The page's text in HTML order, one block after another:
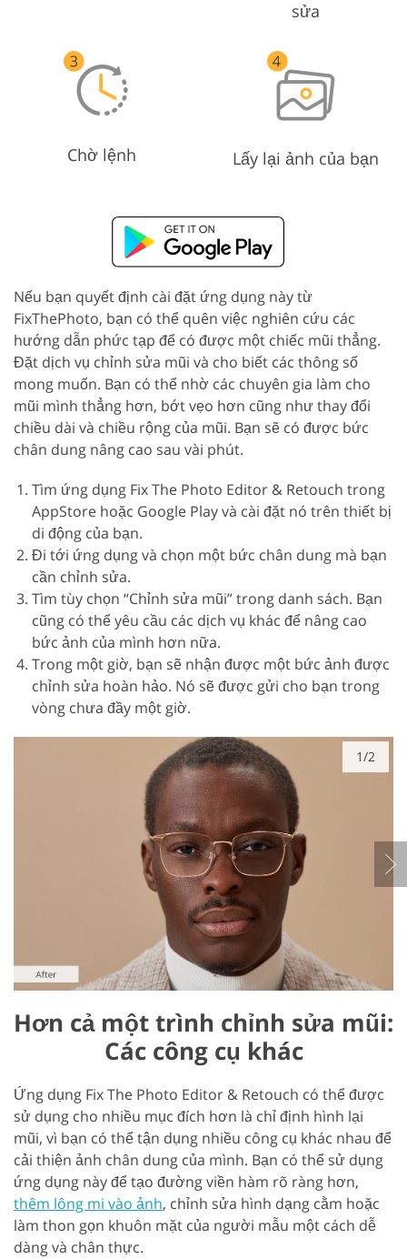
sửa
Chờ lệnh Lấy lại ảnh của bạn
Nếu bạn quyết định cài đặt ứng dụng này từ
FixThePhoto, bạn có thể quên việc nghiên cứu các
hướng dẫn phức tạp để có được một chiếc mũi thẳng.
Đặt dịch vụ chỉnh sửa mũi và cho biết các thông số
mong muốn. Bạn có thể nhờ các chuyên gia làm cho
mũi mình thẳng hơn, bớt vẹo hơn cũng như thay đổi
chiều dài và chiều rộng của mũi. Bạn sẽ có được bức
chân dung nâng cao sau vài phút.
Tìm ứng dụng Fix The Photo Editor & Retouch trong
AppStore hoặc Google Play và cài đặt nó trên thiết bị
di động của bạn.
Đi tới ứng dụng và chọn một bức chân dung mà bạn
cần chỉnh sửa.
Tìm tùy chọn “Chỉnh sửa mũi” trong danh sách. Bạn
cũng có thể yêu cầu các dịch vụ khác để nâng cao
bức ảnh của mình hơn nữa.
Trong một giờ, bạn sẽ nhận được một bức ảnh được
chỉnh sửa hoàn hảo. Nó sẽ được gửi cho bạn trong
vòng chưa đầy một giờ.
1/2
Hơn cả một trình chỉnh sửa mũi:
Các công cụ khác
Ứng dụng Fix The Photo Editor & Retouch có thể được
sử dụng cho nhiều mục đích hơn là chỉ định hình lại
mũi, vì bạn có thể tận dụng nhiều công cụ khác nhau để
cải thiện ảnh chân dung của mình. Bạn có thể sử dụng
ứng dụng này để tạo đường viền hàm rõ ràng hơn,
thêm lông mi vào ảnh, chỉnh sửa hình dạng cằm hoặc
làm thon gọn khuôn mặt của người mẫu một cách dễ
dàng và chân thực.